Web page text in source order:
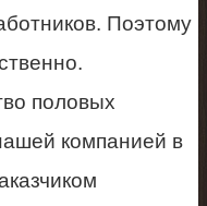
Поэтому
половых
компанией в